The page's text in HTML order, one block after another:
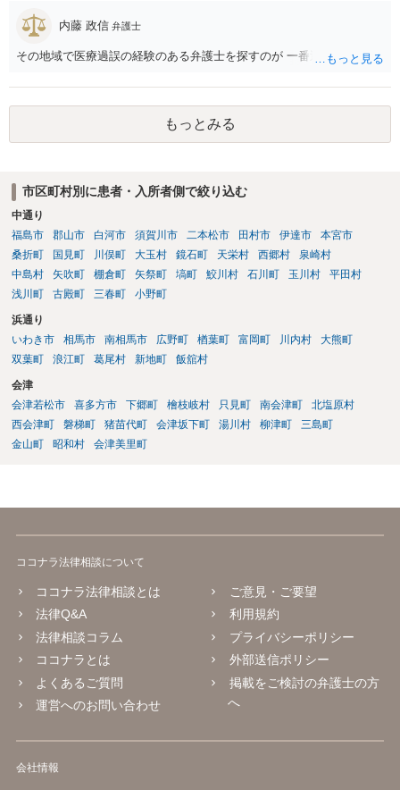
に相談した上で、事案の見通し等を示してもらい、訴訟するかどうか
合は、通常、会社が隠蔽のため過去の記録を廃棄すること等を防ぐた
対応が必要になってくるかと存じます。
内藤 政信 弁護士
その地域で医療過誤の経験のある弁護士を探すのが 一番近道だね。
もっとみる
市区町村別に患者・入所者側で絞り込む
中通り
福島市
郡山市 白河市 須賀川市 二本松市 田村市 伊達市
本宮市
桑折町
国見町 川俣町 大玉村 鏡石町 天栄村 西郷村
泉崎村
中島村
矢吹町 棚倉町 矢祭町 塙町 鮫川村 石川町 玉川村
平田村
浅川町
古殿町 三春町 小野町
浜通り
いわき市
相馬市 南相馬市 広野町 楢葉町 富岡町 川内村
大熊町
双葉町
浪江町 葛尾村 新地町 飯舘村
会津
会津若松市
喜多方市 下郷町 檜枝岐村 只見町 南会津町
北塩原村
西会津町
磐梯町 猪苗代町 会津坂下町 湯川村 柳津町
三島町
金山町
昭和村 会津美里町
ココナラ法律相談について
ココナラ法律相談とは
法律Q&A
法律相談コラム
ココナラとは
よくあるご質問
運営へのお問い合わせ
ご意見・ご要望
利用規約
プライバシーポリシー
外部送信ポリシー
掲載をご検討の弁護士の方
へ
会社情報